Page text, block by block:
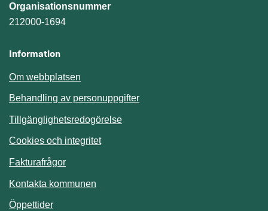
Organisationsnummer
212000-1694
Information
Om webbplatsen
Behandling av personuppgifter
Tillgänglighetsredogörelse
Cookies och integritet
Fakturafrågor
Kontakta kommunen
Öppettider